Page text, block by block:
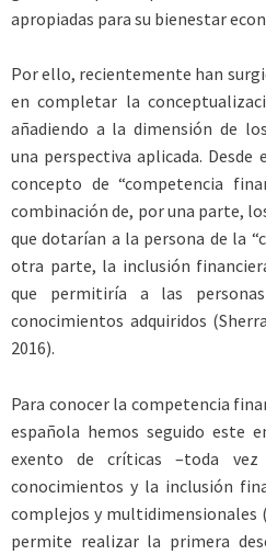
apropiadas para su bienestar
Por ello, recientemente han
en completar la
añadiendo a la dimensión de
una perspectiva aplicada.
concepto de “competencia
combinación de, por una parte,
que dotarían a la persona de la
otra parte, la inclusión
que permitiría a las
conocimientos adquiridos
2016).
Para conocer la competencia
española hemos seguido este
exento de críticas –toda
conocimientos y la inclusión
complejos y multidimensionales
permite realizar la primera